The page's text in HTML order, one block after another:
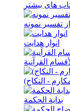
تفسير نمونه
انوار هدايت
القرآنية
- النکاح)
بدایة الحکمة